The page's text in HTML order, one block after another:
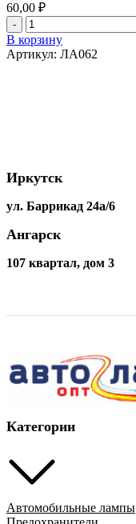
60,00 ₽
Количество
товара
Лампа
галогенная
В корзину
Артикул: ЛА062
Иркутск
ул. Баррикад 24а/6
Ангарск
107 квартал, дом 3
Категории
Автомобильные лампы